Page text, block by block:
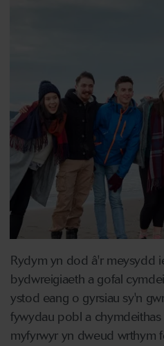
Rydym yn dod â'r meysydd
bydwreigiaeth a gofal
ystod eang o gyrsiau sy'n
fywydau pobl a
myfyrwyr yn dweud wrthym